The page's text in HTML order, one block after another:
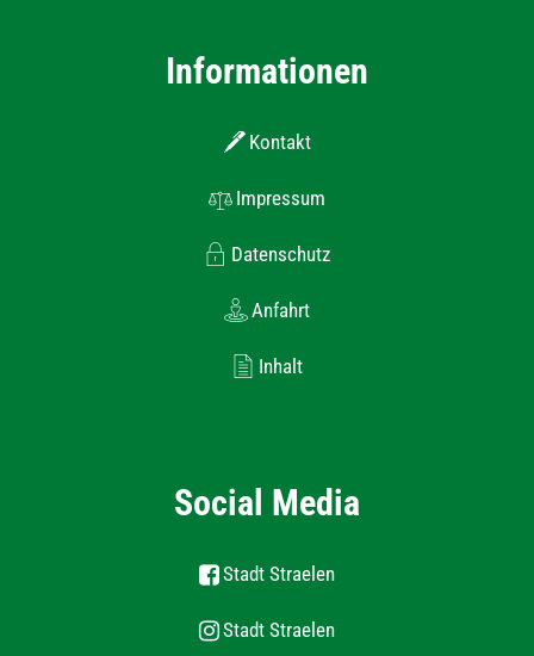
Informationen
Kontakt
Impressum
Datenschutz
Anfahrt
Inhalt
Social Media
Stadt Straelen
Stadt Straelen